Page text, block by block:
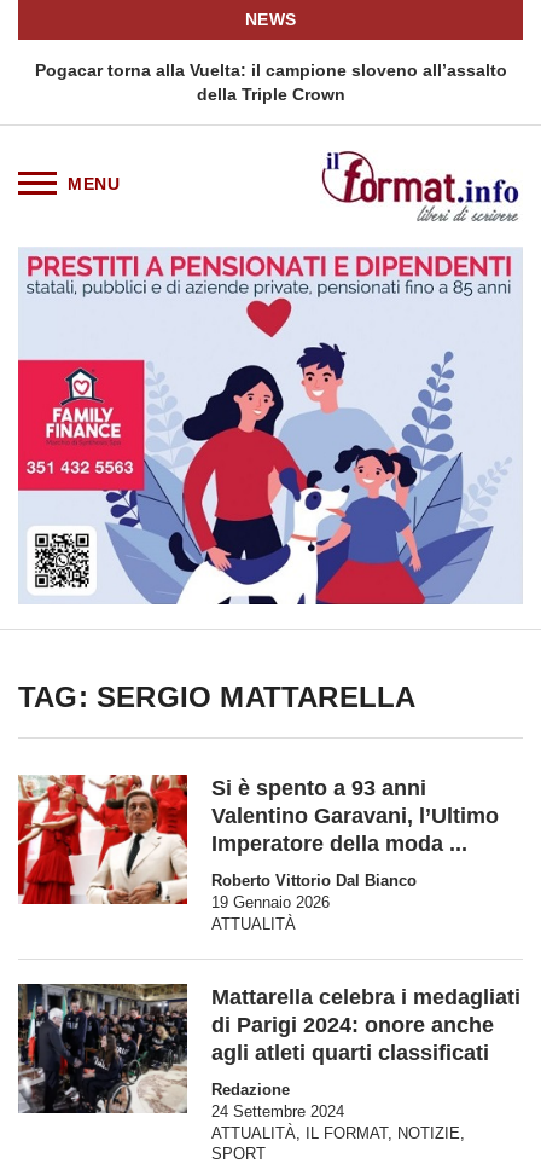
NEWS
Pogacar torna alla Vuelta: il campione sloveno all’assalto
della Triple Crown
TAG: SERGIO MATTARELLA
Si è spento a 93 anni
Valentino Garavani, l’Ultimo
Imperatore della moda ...
Roberto Vittorio Dal Bianco
19 Gennaio 2026
ATTUALITÀ
Mattarella celebra i medagliati
di Parigi 2024: onore anche
agli atleti quarti classificati
Redazione
24 Settembre 2024
ATTUALITÀ, IL FORMAT, NOTIZIE,
SPORT